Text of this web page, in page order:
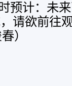
预计：未
请欲前往
）